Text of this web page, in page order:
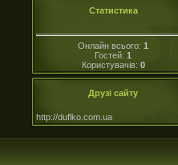
Статистика
Онлайн всього: 1
Гостей: 1
Користувачів: 0
Друзі сайту
http://duflko.com.ua